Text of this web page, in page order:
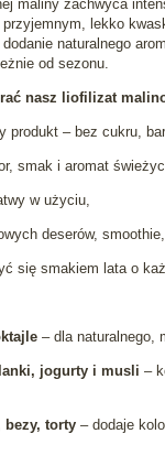
maliny zachwyca
lekko
naturalnego
od sezonu.
nasz liofilizat
produkt – bez cukru,
smak i aromat
w użyciu,
deserów,
się smakiem lata o
– dla naturalnego,
jogurty i musli –
bezy, torty – dodaje